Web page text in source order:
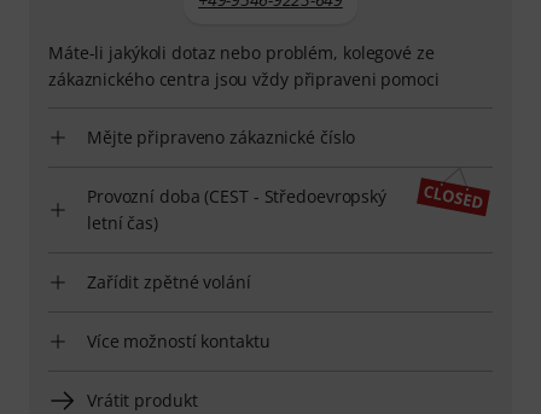
Máte-li jakýkoli dotaz nebo problém, kolegové ze
zákaznického centra jsou vždy připraveni pomoci
Mějte připraveno zákaznické číslo
Provozní doba (CEST - Středoevropský
letní čas)
Zařídit zpětné volání
Více možností kontaktu
Vrátit produkt